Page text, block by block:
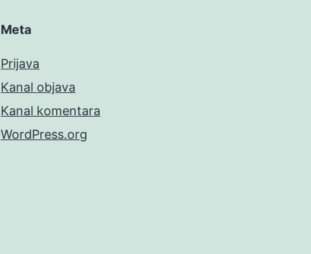
Meta
Prijava
Kanal objava
Kanal komentara
WordPress.org